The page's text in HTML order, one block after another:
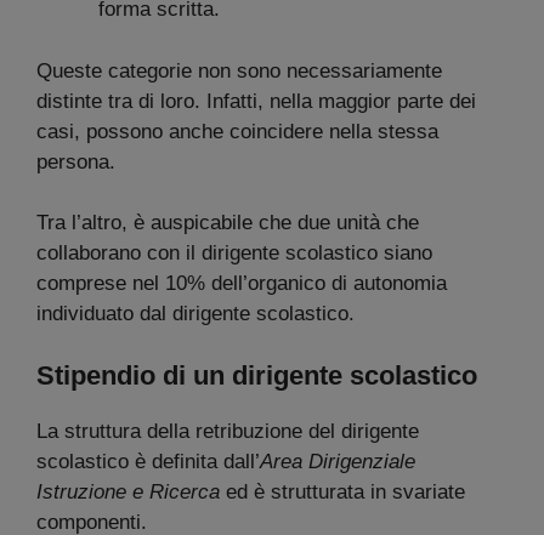
forma scritta.
Queste categorie non sono necessariamente
distinte tra di loro. Infatti, nella maggior parte dei
casi, possono anche coincidere nella stessa
persona.
Tra l’altro, è auspicabile che due unità che
collaborano con il dirigente scolastico siano
comprese nel 10% dell’organico di autonomia
individuato dal dirigente scolastico.
Stipendio di un dirigente scolastico
La struttura della retribuzione del dirigente
scolastico è definita dall’Area Dirigenziale
Istruzione e Ricerca ed è strutturata in svariate
componenti.